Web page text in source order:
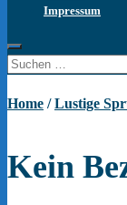
Impressum
Suchen
Home /Lustige
Kein